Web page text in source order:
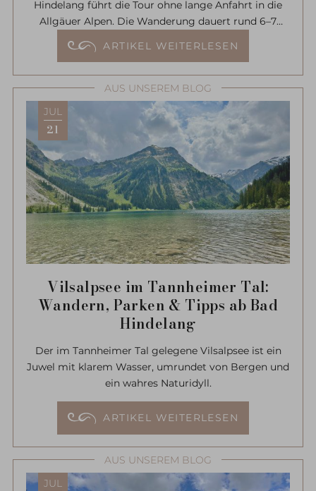
Hindelang führt die Tour ohne lange Anfahrt in die
Allgäuer Alpen. Die Wanderung dauert rund 6–7
Panoramablick. Nur auf den letzten Metern ist eine
ARTIKEL WEITERLESEN
AUS UNSEREM BLOG
JUL
21
Vilsalpsee im Tannheimer Tal:
Wandern, Parken & Tipps ab Bad
Hindelang
Der im Tannheimer Tal gelegene Vilsalpsee ist ein
Juwel mit klarem Wasser, umrundet von Bergen und
ein wahres Naturidyll.
ARTIKEL WEITERLESEN
AUS UNSEREM BLOG
JUL